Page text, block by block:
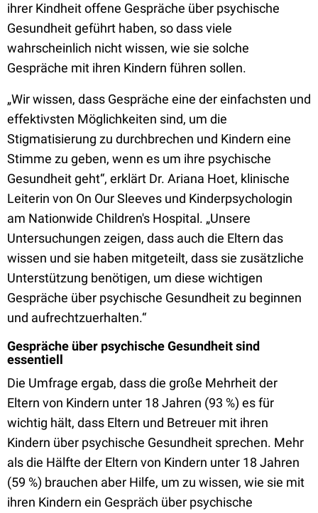
ihrer Kindheit offene Gespräche über psychische
Gesundheit geführt haben, so dass viele
wahrscheinlich nicht wissen, wie sie solche
Gespräche mit ihren Kindern führen sollen.
„Wir wissen, dass Gespräche eine der einfachsten und
effektivsten Möglichkeiten sind, um die
Stigmatisierung zu durchbrechen und Kindern eine
Stimme zu geben, wenn es um ihre psychische
Gesundheit geht“, erklärt Dr. Ariana Hoet, klinische
Leiterin von On Our Sleeves und Kinderpsychologin
am Nationwide Children's Hospital. „Unsere
Untersuchungen zeigen, dass auch die Eltern das
wissen und sie haben mitgeteilt, dass sie zusätzliche
Unterstützung benötigen, um diese wichtigen
Gespräche über psychische Gesundheit zu beginnen
und aufrechtzuerhalten.“
Gespräche über psychische Gesundheit sind
essentiell
Die Umfrage ergab, dass die große Mehrheit der
Eltern von Kindern unter 18 Jahren (93 %) es für
wichtig hält, dass Eltern und Betreuer mit ihren
Kindern über psychische Gesundheit sprechen. Mehr
als die Hälfte der Eltern von Kindern unter 18 Jahren
(59 %) brauchen aber Hilfe, um zu wissen, wie sie mit
ihren Kindern ein Gespräch über psychische